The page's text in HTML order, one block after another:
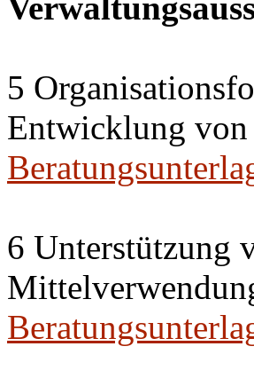
5
Entwicklung von
6 Unterstützung